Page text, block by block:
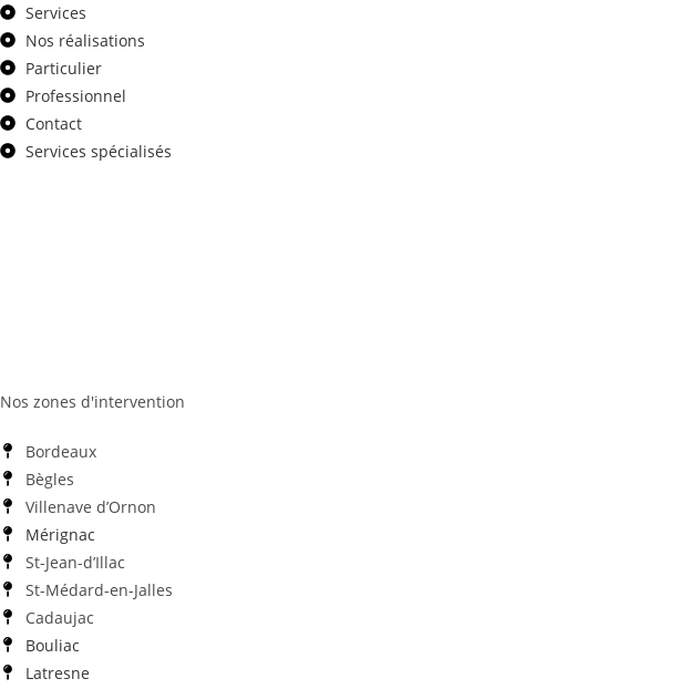
Services
Nos réalisations
Particulier
Professionnel
Contact
Services spécialisés
Nos zones d'intervention
Bordeaux
Bègles
Villenave d’Ornon
Mérignac
St-Jean-d’Illac
St-Médard-en-Jalles
Cadaujac
Bouliac
Latresne